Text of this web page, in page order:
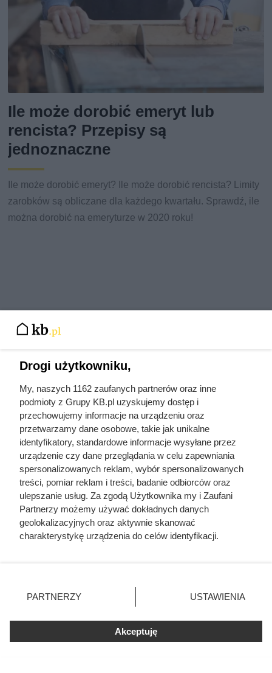
Ile może dorobić emeryt lub
rencista? Przepisy są
jednoznaczne
Ile może dorobić emeryt? Ile może dorobić rencista? Limity
zarobków są obliczane dla każdego kwartału. Sprawdź, ile
można dorobić na emeryturze w 2020 roku!
Kompleksowa
termomodernizacja: koszty,
dotacje, aspekty techniczne
Drogi użytkowniku,
My, naszych 1162 zaufanych partnerów oraz inne
podmioty z Grupy KB.pl uzyskujemy dostęp i
przechowujemy informacje na urządzeniu oraz
przetwarzamy dane osobowe, takie jak unikalne
identyfikatory, standardowe informacje wysyłane przez
urządzenie czy dane przeglądania w celu zapewniania
spersonalizowanych reklam, wybór spersonalizowanych
treści, pomiar reklam i treści, badanie odbiorców oraz
ulepszanie usług. Za zgodą Użytkownika my i Zaufani
Partnerzy możemy używać dokładnych danych
geolokalizacyjnych oraz aktywnie skanować
charakterystykę urządzenia do celów identyfikacji.
zmienić/wycofać klikając przycisk ustawień prywatności
znajdujący się w lewym dolnym rogu strony. Niektóre
użytkownika, ale masz prawo sprzeciwić się takiemu
przetwarzaniu. Preferencje będą miały zastosowania tylko
PARTNERZY USTAWIENIA
Akceptuję